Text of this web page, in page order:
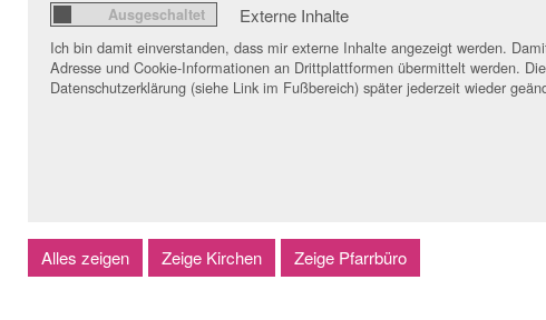
Externe Inhalte
Ich bin damit einverstanden, dass mir externe Inhalte angezeigt werden.
Adresse und Cookie-Informationen an Drittplattformen übermittelt werden.
Datenschutzerklärung (siehe Link im Fußbereich) später jederzeit wieder
Alles zeigen Zeige Kirchen Zeige Pfarrbüro